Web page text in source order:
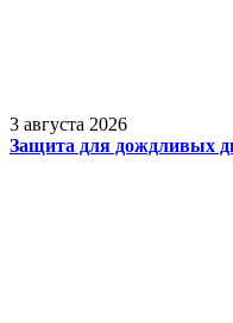
3 августа 2026
Защита для дождливых